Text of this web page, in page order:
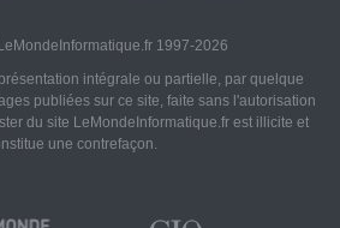
1997-2026
intégrale ou partielle, par quelque
publiées sur ce site, faite sans l'autorisation
du site LeMondeInformatique.fr est illicite et
une contrefaçon.